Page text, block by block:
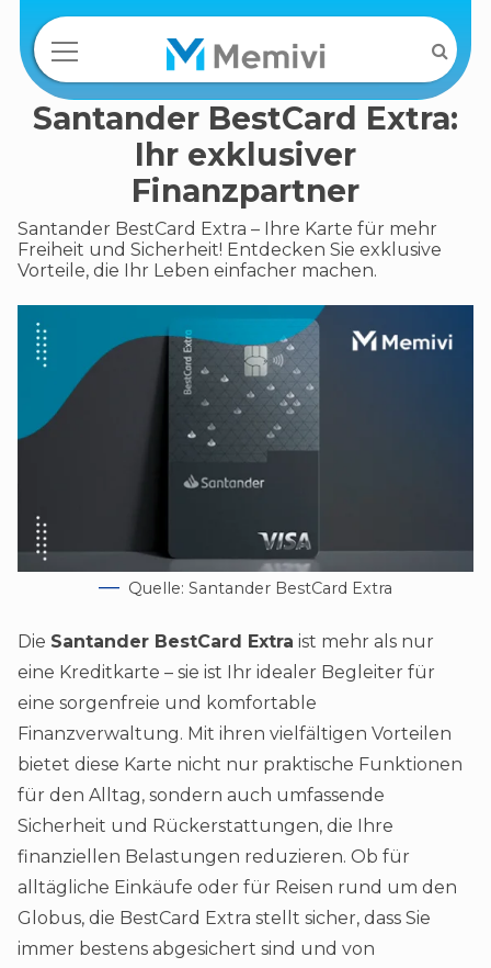
Santander BestCard Extra:
Ihr exklusiver
Finanzpartner
Santander BestCard Extra – Ihre Karte für mehr
Freiheit und Sicherheit! Entdecken Sie exklusive
Vorteile, die Ihr Leben einfacher machen.
Quelle: Santander BestCard Extra
Die Santander BestCard Extra ist mehr als nur
eine Kreditkarte – sie ist Ihr idealer Begleiter für
eine sorgenfreie und komfortable
Finanzverwaltung. Mit ihren vielfältigen Vorteilen
bietet diese Karte nicht nur praktische Funktionen
für den Alltag, sondern auch umfassende
Sicherheit und Rückerstattungen, die Ihre
finanziellen Belastungen reduzieren. Ob für
alltägliche Einkäufe oder für Reisen rund um den
Globus, die BestCard Extra stellt sicher, dass Sie
immer bestens abgesichert sind und von